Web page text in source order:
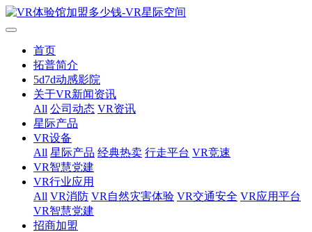
首页
拓普简介
5d7d动感影院
关于VR新闻资讯
All 公司动态 VR资讯
星际产品
VR设备
All 星际产品 经典热卖 行走平台 VR竞速
VR智慧党建
VR行业应用
All VR消防 VR自然灾害体验 VR交通安全 VR应用平台
VR智慧党建
招商加盟